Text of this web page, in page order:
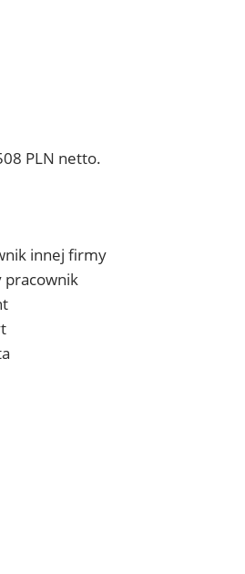
PLN netto.
innej firmy
pracownik